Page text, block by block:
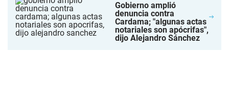
Gobierno amplió
denuncia contra
Cardama; "algunas actas
notariales son apócrifas",
dijo Alejandro Sánchez